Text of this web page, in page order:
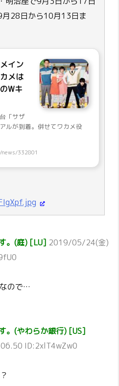
月28日から10月13日ま
イン
メは
Wキ
「サザ
ルが到着。併せてワカメ役
332801
。(庭) [LU] 2019/05/24(金)
ので…
。(やわらか銀行) [US]
ID:2xlT4wZw0